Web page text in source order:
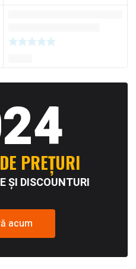
PREȚURI
ȘI DISCOUNTURI
acum